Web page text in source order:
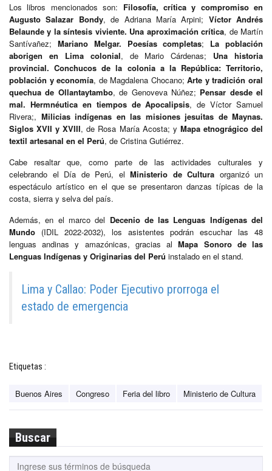
Los libros mencionados son: Filosofía, crítica y compromiso en
Augusto Salazar Bondy, de Adriana María Arpini; Víctor Andrés
Belaunde y la síntesis viviente. Una aproximación crítica, de Martín
Santívañez; Mariano Melgar. Poesías completas; La población
aborigen en Lima colonial, de Mario Cárdenas; Una historia
provincial. Conchucos de la colonia a la República: Territorio,
población y economía, de Magdalena Chocano;Arte y tradición oral
quechua de Ollantaytambo, de Genoveva Núñez; Pensar desde el
mal. Hermnéutica en tiempos de Apocalipsis, de Víctor Samuel
Rivera;, Milicias indígenas en las misiones jesuitas de Maynas.
Siglos XVII y XVIII, de Rosa María Acosta; y Mapa etnográgico del
textil artesanal en el Perú, de Cristina Gutiérrez.
Cabe resaltar que, como parte de las actividades culturales y
celebrando el Día de Perú, el Ministerio de Cultura organizó un
espectáculo artístico en el que se presentaron danzas típicas de la
costa, sierra y selva del país.
Además, en el marco del Decenio de las Lenguas Indígenas del
Mundo (IDIL 2022-2032), los asistentes podrán escuchar las 48
lenguas andinas y amazónicas, gracias alMapa Sonoro de las
Lenguas Indígenas y Originarias del Perú instalado en el stand.
Lima y Callao: Poder Ejecutivo prorroga el
estado de emergencia
Etiquetas :
Buenos Aires Congreso Feria del libro Ministerio de Cultura
Buscar